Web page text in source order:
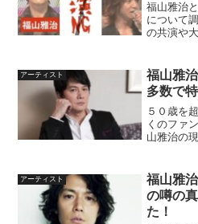
福山雅治
について
の共演や
なったと
お互いの
た！！
アーティスト
福山雅
多数で
５０歳を
くのファ
山雅治の
した！過
でいた自
入すると
るので、
アーティスト
福山雅
の噂の
た！